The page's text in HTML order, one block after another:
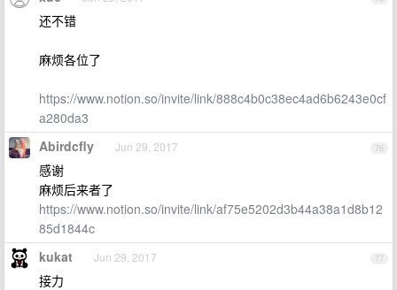
还不错
麻烦各位了
https://www.notion.so/invite/link/888c4b0c38ec4ad6b6243e0cf
a280da3
76
Abirdcfly Jun 29, 2017
感谢
麻烦后来者了
https://www.notion.so/invite/link/af75e5202d3b44a38a1d8b12
85d1844c
77
kukat Jun 29, 2017
接力